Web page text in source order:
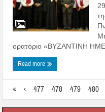
ορατόριο «ΒΥΖΑΝΤΙΝΗ
Read more
« ‹ 477 478 479 480